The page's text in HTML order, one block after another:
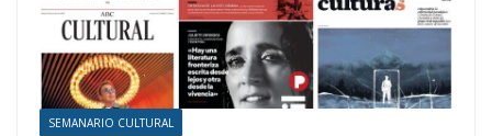
SEMANARIO CULTURAL